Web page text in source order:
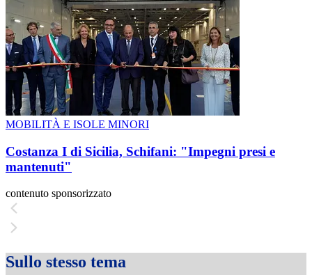
MOBILITÀ E ISOLE MINORI
Costanza I di Sicilia, Schifani: "Impegni presi e
mantenuti"
contenuto sponsorizzato
Sullo stesso tema